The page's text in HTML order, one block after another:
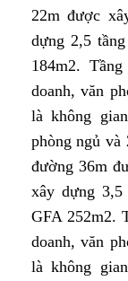
22m được
dựng 2,5
184m2.
doanh, văn
là không
phòng ngủ và
đường 36m
xây dựng
GFA 252m2.
doanh, văn
là không